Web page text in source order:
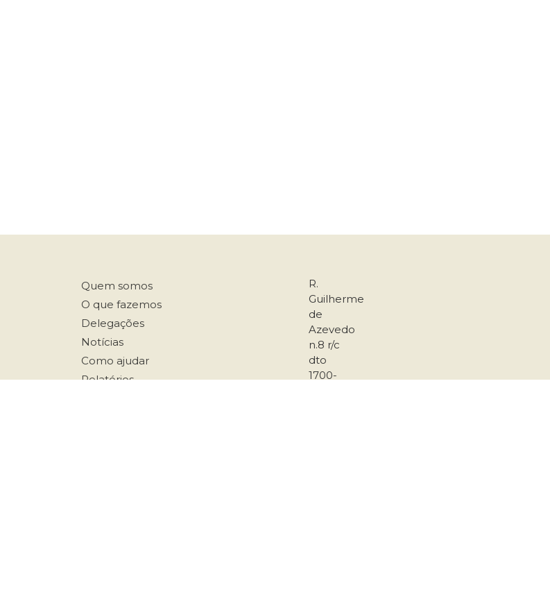
Quem somos
O que fazemos
Delegações
Notícias
Como ajudar
Relatórios
R.
Guilherme
de
Azevedo
n.8 r/c
dto
1700-